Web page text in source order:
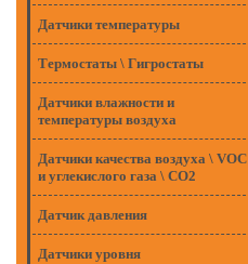
Датчики температуры
Термостаты \ Гигростаты
Датчики влажности и
температуры воздуха
Датчики качества воздуха \ VOC
и углекислого газа \ CO2
Датчик давления
Датчики уровня